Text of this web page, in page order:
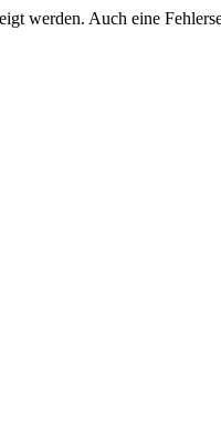
werden. Auch eine